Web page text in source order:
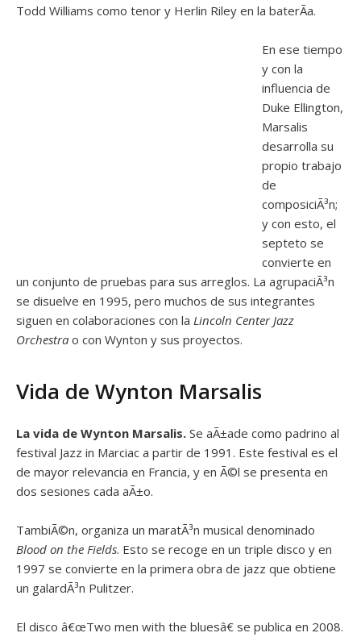
Todd Williams como tenor y Herlin Riley en la baterÃ­a.
En ese tiempo
y con la
influencia de
Duke Ellington,
Marsalis
desarrolla su
propio trabajo
de
composiciÃ³n;
y con esto, el
septeto se
convierte en
un conjunto de pruebas para sus arreglos. La agrupaciÃ³n
se disuelve en 1995, pero muchos de sus integrantes
siguen en colaboraciones con la Lincoln Center Jazz
Orchestra o con Wynton y sus proyectos.
Vida de Wynton Marsalis
La vida de Wynton Marsalis. Se aÃ±ade como padrino al
festival Jazz in Marciac a partir de 1991. Este festival es el
de mayor relevancia en Francia, y en Ã©l se presenta en
dos sesiones cada aÃ±o.
TambiÃ©n, organiza un maratÃ³n musical denominado
Blood on the Fields. Esto se recoge en un triple disco y en
1997 se convierte en la primera obra de jazz que obtiene
un galardÃ³n Pulitzer.
El disco â€œTwo men with the bluesâ€ se publica en 2008.